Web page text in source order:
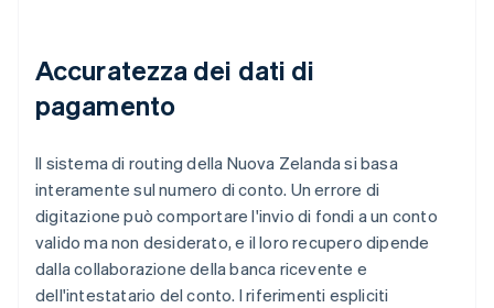
Accuratezza dei dati di
pagamento
Il sistema di routing della Nuova Zelanda si basa
interamente sul numero di conto. Un errore di
digitazione può comportare l'invio di fondi a un conto
valido ma non desiderato, e il loro recupero dipende
dalla collaborazione della banca ricevente e
dell'intestatario del conto. I riferimenti espliciti